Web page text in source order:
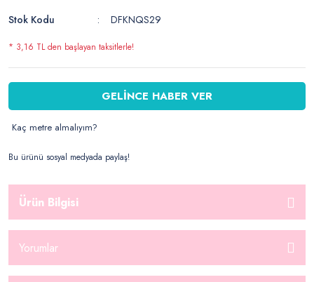
Stok Kodu
DFKNQS29
* 3,16 TL den başlayan taksitlerle!
GELİNCE HABER VER
Kaç metre almalıyım?
Bu ürünü sosyal medyada paylaş!
Ürün Bilgisi
Yorumlar